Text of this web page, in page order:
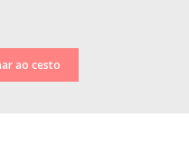
de
para